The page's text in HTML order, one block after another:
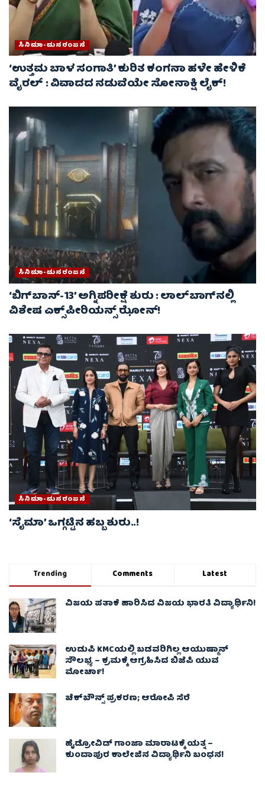
ಸಿನಿಮಾ-ಮನರಂಜನೆ
‘ಉತ್ತಮ ಬಾಳ ಸಂಗಾತಿ’ ಕುರಿತ ಕಂಗನಾ ಹಳೇ ಹೇಳಿಕೆ
ವೈರಲ್ : ವಿವಾದದ ನಡುವೆಯೇ ಸೋನಾಕ್ಷಿ ಲೈಕ್!
ಸಿನಿಮಾ-ಮನರಂಜನೆ
‘ಬಿಗ್‌ಬಾಸ್-13’ ಅಗ್ನಿಪರೀಕ್ಷೆ ಶುರು : ಲಾಲ್‌ಬಾಗ್‌ನಲ್ಲಿ
ವಿಶೇಷ ಎಕ್ಸ್‌ಪೀರಿಯನ್ಸ್ ಝೋನ್!
ಸಿನಿಮಾ-ಮನರಂಜನೆ
‘ಸೈಮಾ’ ಒಗ್ಗಟ್ಟಿನ ಹಬ್ಬ ಶುರು..!
Trending Comments Latest
ವಿಜಯ ಪತಾಕೆ ಹಾರಿಸಿದ ವಿಜಯ ಭಾರತಿ ವಿದ್ಯಾರ್ಥಿನಿ!
ಉಡುಪಿ KMCಯಲ್ಲಿ ಬಡವರಿಗಿಲ್ಲ ಆಯುಷ್ಮಾನ್
ಸೌಲಭ್ಯ – ಕ್ರಮಕ್ಕೆ ಆಗ್ರಹಿಸಿದ ಬಿಜೆಪಿ ಯುವ
ಮೋರ್ಚಾ!
ಚೆಕ್​ಬೌನ್ಸ್​ ಪ್ರಕರಣ; ಆರೋಪಿ ಸೆರೆ
ಹೈಡ್ರೋವಿಡ್ ಗಾಂಜಾ ಮಾರಾಟಕ್ಕೆ ಯತ್ನ –
ಕುಂದಾಪುರ ಕಾಲೇಜಿನ ವಿದ್ಯಾರ್ಥಿನಿ ಬಂಧನ!